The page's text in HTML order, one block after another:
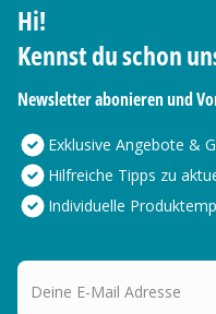
Hi!
Kennst du schon
Newsletter abonieren und
Exklusive Angebote &
Hilfreiche Tipps zu
Individuelle
Deine E-Mail Adresse